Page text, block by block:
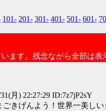
101- 201- 301- 401- 501- 601-
ます。残念ながら全部は表
31(月) 22:27:29 ID:7z7jP2sY
げんよう！世界一美しい